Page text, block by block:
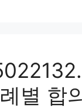
별 합